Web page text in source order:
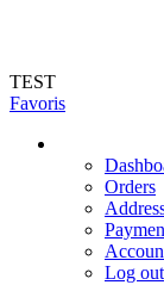
TEST
Favoris
Orders
Log out